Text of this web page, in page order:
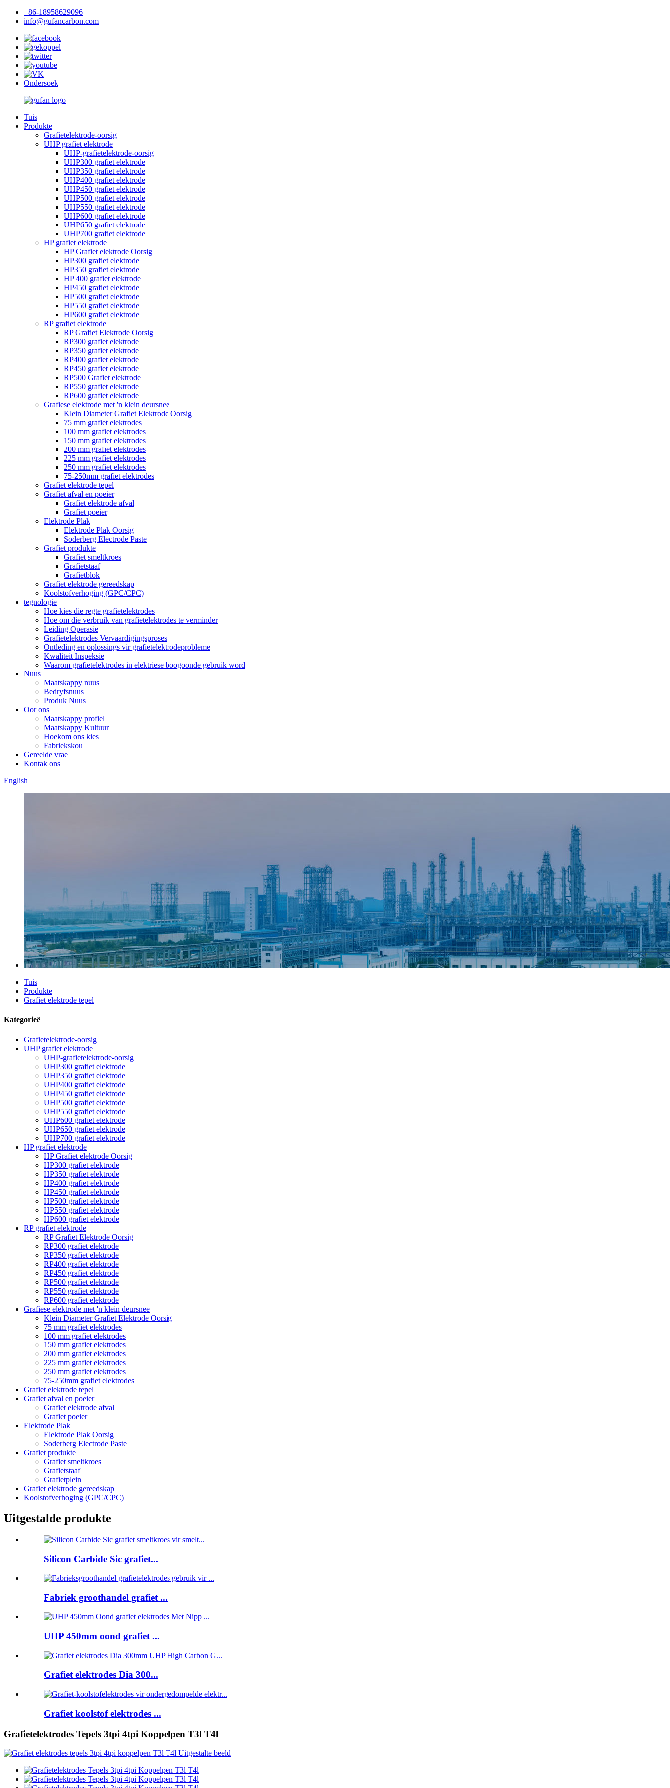
+86-18958629096
info@gufancarbon.com
Ondersoek
Tuis
Produkte
Grafietelektrode-oorsig
UHP grafiet elektrode
UHP-grafietelektrode-oorsig
UHP300 grafiet elektrode
UHP350 grafiet elektrode
UHP400 grafiet elektrode
UHP450 grafiet elektrode
UHP500 grafiet elektrode
UHP550 grafiet elektrode
UHP600 grafiet elektrode
UHP650 grafiet elektrode
UHP700 grafiet elektrode
HP grafiet elektrode
HP Grafiet elektrode Oorsig
HP300 grafiet elektrode
HP350 grafiet elektrode
HP 400 grafiet elektrode
HP450 grafiet elektrode
HP500 grafiet elektrode
HP550 grafiet elektrode
HP600 grafiet elektrode
RP grafiet elektrode
RP Grafiet Elektrode Oorsig
RP300 grafiet elektrode
RP350 grafiet elektrode
RP400 grafiet elektrode
RP450 grafiet elektrode
RP500 Grafiet elektrode
RP550 grafiet elektrode
RP600 grafiet elektrode
Grafiese elektrode met 'n klein deursnee
Klein Diameter Grafiet Elektrode Oorsig
75 mm grafiet elektrodes
100 mm grafiet elektrodes
150 mm grafiet elektrodes
200 mm grafiet elektrodes
225 mm grafiet elektrodes
250 mm grafiet elektrodes
75-250mm grafiet elektrodes
Grafiet elektrode tepel
Grafiet afval en poeier
Grafiet elektrode afval
Grafiet poeier
Elektrode Plak
Elektrode Plak Oorsig
Soderberg Electrode Paste
Grafiet produkte
Grafiet smeltkroes
Grafietstaaf
Grafietblok
Grafiet elektrode gereedskap
Koolstofverhoging (GPC/CPC)
tegnologie
Hoe kies die regte grafietelektrodes
Hoe om die verbruik van grafietelektrodes te verminder
Leiding Operasie
Grafietelektrodes Vervaardigingsproses
Ontleding en oplossings vir grafietelektrodeprobleme
Kwaliteit Inspeksie
Waarom grafietelektrodes in elektriese boogoonde gebruik word
Nuus
Maatskappy nuus
Bedryfsnuus
Produk Nuus
Oor ons
Maatskappy profiel
Maatskappy Kultuur
Hoekom ons kies
Fabriekskou
Gereelde vrae
Kontak ons
English
Tuis
Produkte
Grafiet elektrode tepel
Kategorieë
Grafietelektrode-oorsig
UHP grafiet elektrode
UHP-grafietelektrode-oorsig
UHP300 grafiet elektrode
UHP350 grafiet elektrode
UHP400 grafiet elektrode
UHP450 grafiet elektrode
UHP500 grafiet elektrode
UHP550 grafiet elektrode
UHP600 grafiet elektrode
UHP650 grafiet elektrode
UHP700 grafiet elektrode
HP grafiet elektrode
HP Grafiet elektrode Oorsig
HP300 grafiet elektrode
HP350 grafiet elektrode
HP400 grafiet elektrode
HP450 grafiet elektrode
HP500 grafiet elektrode
HP550 grafiet elektrode
HP600 grafiet elektrode
RP grafiet elektrode
RP Grafiet Elektrode Oorsig
RP300 grafiet elektrode
RP350 grafiet elektrode
RP400 grafiet elektrode
RP450 grafiet elektrode
RP500 grafiet elektrode
RP550 grafiet elektrode
RP600 grafiet elektrode
Grafiese elektrode met 'n klein deursnee
Klein Diameter Grafiet Elektrode Oorsig
75 mm grafiet elektrodes
100 mm grafiet elektrodes
150 mm grafiet elektrodes
200 mm grafiet elektrodes
225 mm grafiet elektrodes
250 mm grafiet elektrodes
75-250mm grafiet elektrodes
Grafiet elektrode tepel
Grafiet afval en poeier
Grafiet elektrode afval
Grafiet poeier
Elektrode Plak
Elektrode Plak Oorsig
Soderberg Electrode Paste
Grafiet produkte
Grafiet smeltkroes
Grafietstaaf
Grafietplein
Grafiet elektrode gereedskap
Koolstofverhoging (GPC/CPC)
Uitgestalde produkte
Silicon Carbide Sic grafiet...
Fabriek groothandel grafiet ...
UHP 450mm oond grafiet ...
Grafiet elektrodes Dia 300...
Grafiet koolstof elektrodes ...
Grafietelektrodes Tepels 3tpi 4tpi Koppelpen T3l T4l